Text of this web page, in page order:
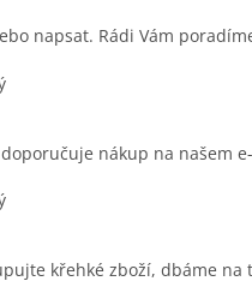
napsat. Rádi Vám
nákup na našem
křehké zboží, dbáme